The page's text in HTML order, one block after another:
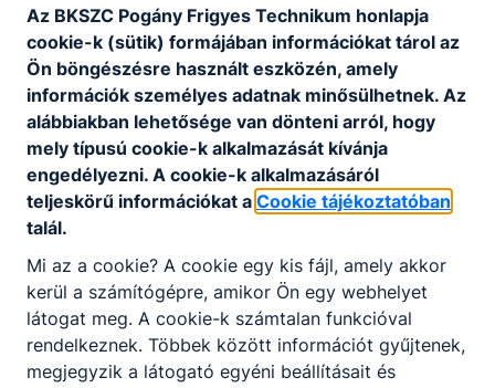
06-1-290-0642 / 111
Kátai Veronika
adminisztrátor
Adminisztratív
katai.veronika@pogan
Technikai munkatársak
Illés Kálmán
Az BKSZC Pogány Frigyes Technikum honlapja
cookie-k (sütik) formájában információkat tárol az
Ön böngészésre használt eszközén, amely
információk személyes adatnak minősülhetnek. Az
alábbiakban lehetősége van dönteni arról, hogy
mely típusú cookie-k alkalmazását kívánja
engedélyezni. A cookie-k alkalmazásáról
teljeskörű információkat a Cookie tájékoztatóban
talál.
Mi az a cookie? A cookie egy kis fájl, amely akkor
kerül a számítógépre, amikor Ön egy webhelyet
látogat meg. A cookie-k számtalan funkcióval
rendelkeznek. Többek között információt gyűjtenek,
megjegyzik a látogató egyéni beállításait és